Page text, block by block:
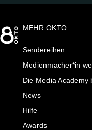
MEHR OKTO
Sendereihen
Medienmacher*in
Die Media Academy
News
Hilfe
Awards